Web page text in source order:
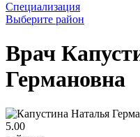
Специализация
Выберите район
Врач
Германовна
5.00